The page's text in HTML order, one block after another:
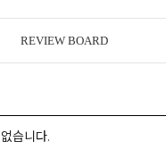
REVIEW BOARD
습니다.